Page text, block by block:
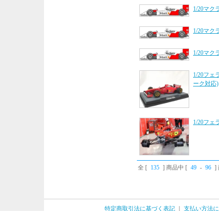
1/20マク
1/20マク
1/20マク
1/20フェ
ーク対応)
1/20フェ
全 [ 135 ] 商品中 [ 49 - 96 ]
特定商取引法に基づく表記 支払い方法